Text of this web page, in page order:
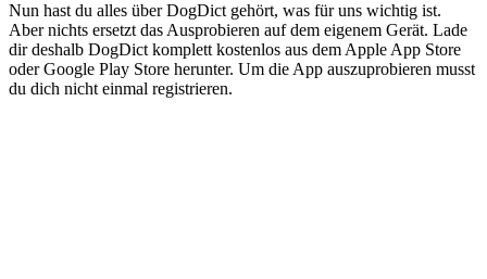
Nun hast du alles über DogDict gehört, was für uns wichtig ist.
Aber nichts ersetzt das Ausprobieren auf dem eigenem Gerät. Lade
dir deshalb DogDict komplett kostenlos aus dem Apple App Store
oder Google Play Store herunter. Um die App auszuprobieren musst
du dich nicht einmal registrieren.